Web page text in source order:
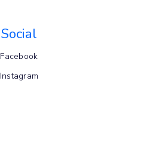
Social
Facebook
Instagram